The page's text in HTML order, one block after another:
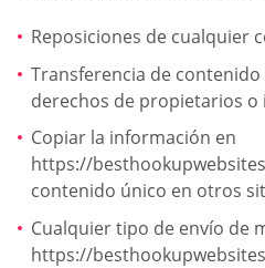
Reposiciones de cualquier
Transferencia de
derechos de propietarios o
Copiar la información en
https://
contenido único en otros
Cualquier tipo de envío de
https://